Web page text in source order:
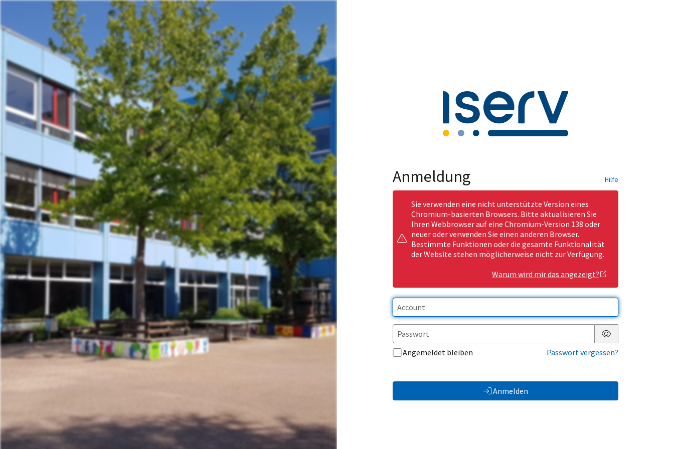
Anmeldung Hilfe
Sie verwenden eine nicht unterstützte Version eines
Chromium-basierten Browsers. Bitte aktualisieren Sie
Ihren Webbrowser auf eine Chromium-Version 138 oder
neuer oder verwenden Sie einen anderen Browser.
Bestimmte Funktionen oder die gesamte Funktionalität
der Website stehen möglicherweise nicht zur Verfügung.
Warum wird mir das angezeigt?
Passwort anzeigen
Angemeldet bleiben
Passwort vergessen?
Anmelden